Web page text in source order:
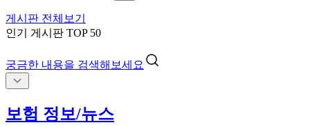
게시판 전체보기
인기 게시판 TOP 50
궁금한 내용을 검색해보세요
보험 정보/뉴스